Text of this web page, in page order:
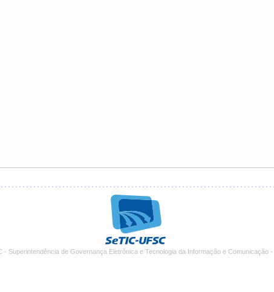
- Superintendência de Governança Eletrônica e Tecnologia da Informação e Comunicação-